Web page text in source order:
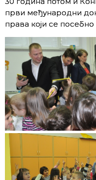
први међународни
права који се